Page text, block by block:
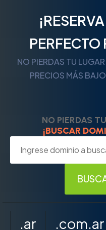
PERFECTO
NO PIERDAS TU
PRECIOS MÁS
NO PIERDAS
¡BUSCAR
.ar .com.ar